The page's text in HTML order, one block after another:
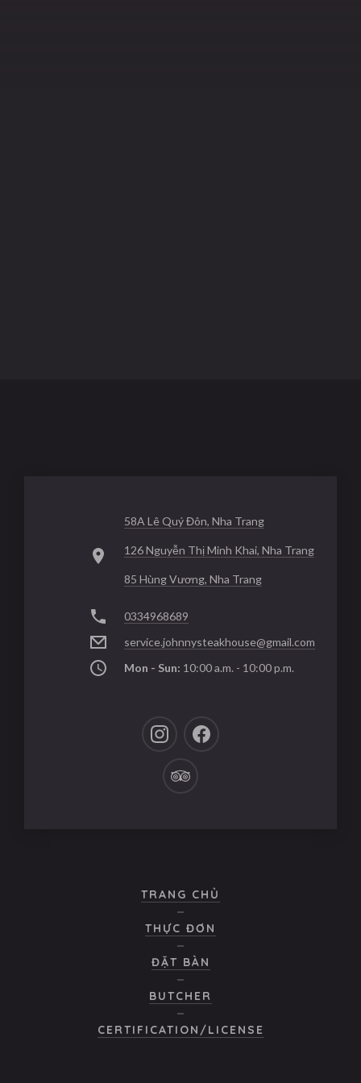
58A Lê Quý Đôn, Nha Trang
126 Nguyễn Thị Minh Khai, Nha Trang
85 Hùng Vương, Nha Trang
0334968689
service.johnnysteakhouse@gmail.com
Mon - Sun: 10:00 a.m. - 10:00 p.m.
New
New
New
TRANG CHỦ
THỰC ĐƠN
ĐẶT BÀN
BUTCHER
CERTIFICATION/LICENSE